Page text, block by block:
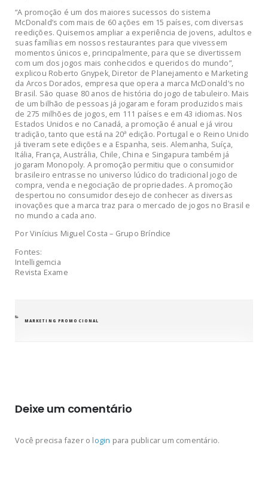
“A promoção é um dos maiores sucessos do sistema
McDonald’s com mais de 60 ações em 15 países, com diversas
reedições. Quisemos ampliar a experiência de jovens, adultos e
suas famílias em nossos restaurantes para que vivessem
momentos únicos e, principalmente, para que se divertissem
com um dos jogos mais conhecidos e queridos do mundo”,
explicou Roberto Gnypek, Diretor de Planejamento e Marketing
da Arcos Dorados, empresa que opera a marca McDonald’s no
Brasil. São quase 80 anos de história do jogo de tabuleiro. Mais
de um bilhão de pessoas já jogaram e foram produzidos mais
de 275 milhões de jogos, em 111 países e em 43 idiomas. Nos
Estados Unidos e no Canadá, a promoção é anual e já virou
tradição, tanto que está na 20ª edição. Portugal e o Reino Unido
já tiveram sete edições e a Espanha, seis. Alemanha, Suíça,
Itália, França, Austrália, Chile, China e Singapura também já
jogaram Monopoly. A promoção permitiu que o consumidor
brasileiro entrasse no universo lúdico do tradicional jogo de
compra, venda e negociação de propriedades. A promoção
despertou no consumidor desejo de conhecer as diversas
inovações que a marca traz para o mercado de jogos no Brasil e
no mundo a cada ano.
Por Vinícius Miguel Costa – Grupo Bríndice
Fontes:
Intelligemcia
Revista Exame
CATEGORIAS
MARKETING PROMOCIONAL
Deixe um comentário
Você precisa fazer ologin para publicar um comentário.